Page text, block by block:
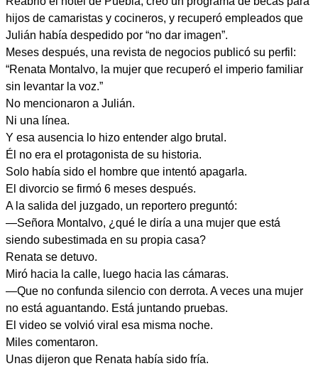
hijos de camaristas y cocineros, y recuperó empleados que
Julián había despedido por “no dar imagen”.
Meses después, una revista de negocios publicó su perfil:
“Renata Montalvo, la mujer que recuperó el imperio familiar
sin levantar la voz.”
No mencionaron a Julián.
Ni una línea.
Y esa ausencia lo hizo entender algo brutal.
Él no era el protagonista de su historia.
Solo había sido el hombre que intentó apagarla.
El divorcio se firmó 6 meses después.
A la salida del juzgado, un reportero preguntó:
—Señora Montalvo, ¿qué le diría a una mujer que está
siendo subestimada en su propia casa?
Renata se detuvo.
Miró hacia la calle, luego hacia las cámaras.
—Que no confunda silencio con derrota. A veces una mujer
no está aguantando. Está juntando pruebas.
El video se volvió viral esa misma noche.
Miles comentaron.
Unas dijeron que Renata había sido fría.